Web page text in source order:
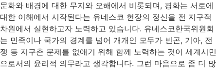
문화와 배경에 대한 무지와 오해에서 비롯되며, 평화는 서로에
대한 이해에서 시작된다는 유네스코 헌장의 정신을 전 지구적
차원에서 실현하고자 노력하고 있습니다. 유네스코한국위원회
는 민족이나 국가의 경계를 넘어 개개인 모두가 빈곤, 기아, 전
쟁 등 지구촌 문제를 없애기 위해 함께 노력하는 것이 세계시민
으로서의 윤리적 의무라고 생각합니다. 그런 마음으로 좀 더 많